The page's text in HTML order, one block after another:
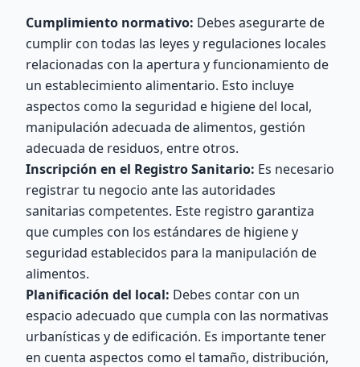
Cumplimiento normativo: Debes asegurarte de
cumplir con todas las leyes y regulaciones locales
relacionadas con la apertura y funcionamiento de
un establecimiento alimentario. Esto incluye
aspectos como la seguridad e higiene del local,
manipulación adecuada de alimentos, gestión
adecuada de residuos, entre otros.
Inscripción en el Registro Sanitario: Es necesario
registrar tu negocio ante las autoridades
sanitarias competentes. Este registro garantiza
que cumples con los estándares de higiene y
seguridad establecidos para la manipulación de
alimentos.
Planificación del local: Debes contar con un
espacio adecuado que cumpla con las normativas
urbanísticas y de edificación. Es importante tener
en cuenta aspectos como el tamaño, distribución,